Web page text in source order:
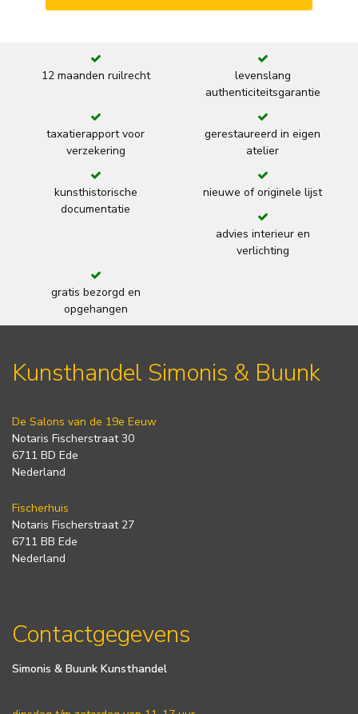
12 maanden ruilrecht
levenslang
authenticiteitsgarantie
taxatierapport voor
verzekering
gerestaureerd in eigen
atelier
kunsthistorische
documentatie
nieuwe of originele lijst
advies interieur en
verlichting
gratis bezorgd en
opgehangen
Kunsthandel Simonis & Buunk
De Salons van de 19e Eeuw
Notaris Fischerstraat 30
6711 BD Ede
Nederland
Fischerhuis
Notaris Fischerstraat 27
6711 BB Ede
Nederland
Contactgegevens
Simonis & Buunk Kunsthandel